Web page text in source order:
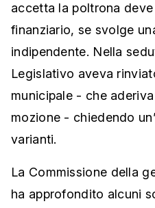
accetta la poltrona
finanziario, se svolge
indipendente. Nella
Legislativo aveva
municipale - che
mozione - chiedendo
varianti.
La Commissione della
ha approfondito alcuni